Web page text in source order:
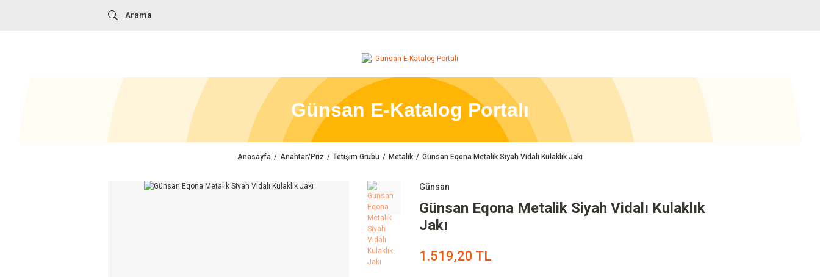
Günsan E-Katalog Portalı
Anasayfa Anahtar/Priz İletişim Grubu Metalik Günsan Eqona Metalik Siyah Vidalı Kulaklık Jakı
Günsan
Günsan Eqona Metalik Siyah Vidalı Kulaklık
Jakı
1.519,20 TL